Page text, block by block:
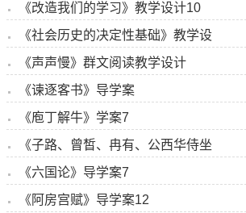
《改造我们的学习》教学设计10
《社会历史的决定性基础》教学设
《声声慢》群文阅读教学设计
《谏逐客书》导学案
《庖丁解牛》学案7
《子路、曾皙、冉有、公西华侍坐
《六国论》导学案7
《阿房宫赋》导学案12